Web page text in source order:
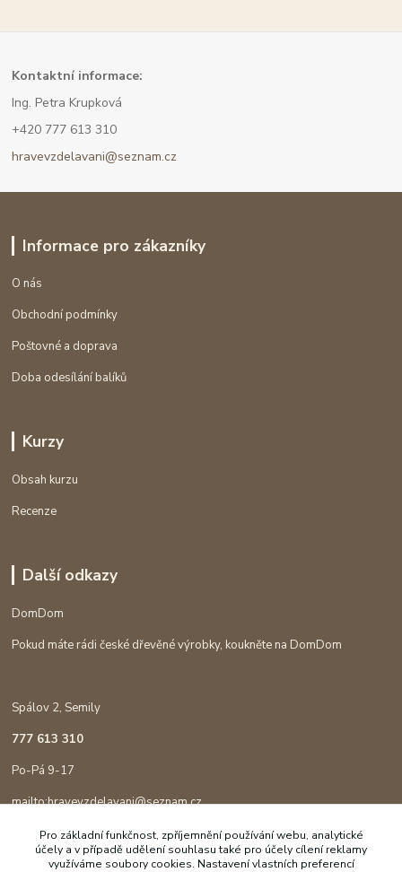
Kontaktní informace:
Ing. Petra Krupková
+420 777 613 310
hravevzdelavani@seznam.cz
Informace pro zákazníky
O nás
Obchodní podmínky
Poštovné a doprava
Doba odesílání balíků
Kurzy
Obsah kurzu
Recenze
Další odkazy
DomDom
Pokud máte rádi české dřevěné výrobky, koukněte na DomDom
Spálov 2, Semily
777 613 310
Po-Pá 9-17
mailto:hravevzdelavani@seznam.cz
Pro základní funkčnost, zpříjemnění používání webu, analytické
účely a v případě udělení souhlasu také pro účely cílení reklamy
využíváme soubory cookies. Nastavení vlastních preferencí